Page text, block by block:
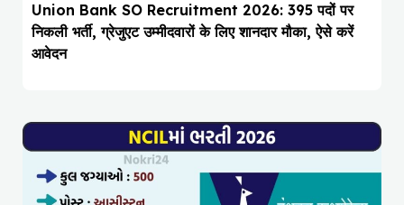
Union Bank SO Recruitment 2026: 395 पदों पर
निकली भर्ती, ग्रेजुएट उम्मीदवारों के लिए शानदार मौका, ऐसे करें
आवेदन